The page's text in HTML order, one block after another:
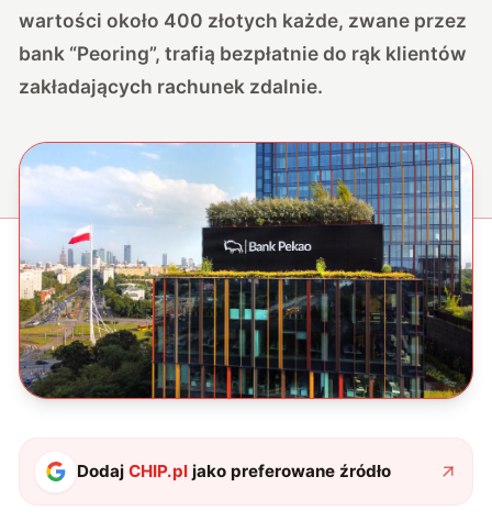
wartości około 400 złotych każde, zwane przez
bank “Peoring”, trafią bezpłatnie do rąk klientów
zakładających rachunek zdalnie.
DodajCHIP.pl jako preferowane źródło